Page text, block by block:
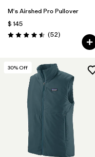
M's Airshed Pro Pullover
$ 145
Valoración: 4.5 / 5
(52Comentarios
)
30% Off